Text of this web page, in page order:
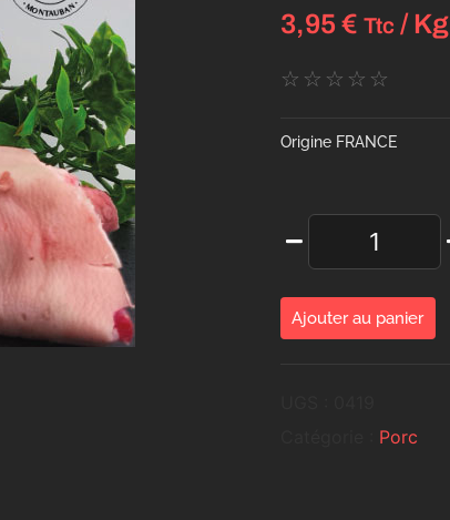
3,95€ Ttc / Kg
☆ ☆ ☆ ☆ ☆
Origine FRANCE
Ajouter au panier
Porc